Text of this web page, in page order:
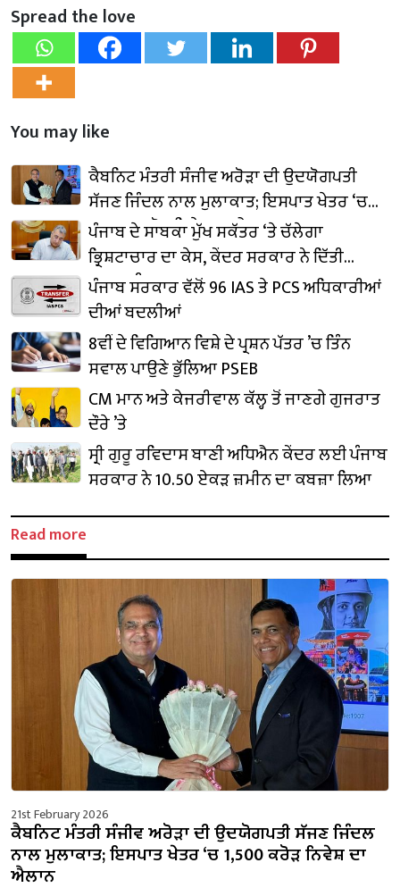
Spread the love
You may like
ਕੈਬਨਿਟ ਮੰਤਰੀ ਸੰਜੀਵ ਅਰੋੜਾ ਦੀ ਉਦਯੋਗਪਤੀ
ਸੱਜਣ ਜਿੰਦਲ ਨਾਲ ਮੁਲਾਕਾਤ; ਇਸਪਾਤ ਖੇਤਰ ‘ਚ
₹1,500 ਕਰੋੜ ਨਿਵੇਸ਼ ਦਾ ਐਲਾਨ
ਪੰਜਾਬ ਦੇ ਸਾਬਕਾ ਮੁੱਖ ਸਕੱਤਰ ‘ਤੇ ਚੱਲੇਗਾ
ਭ੍ਰਿਸ਼ਟਾਚਾਰ ਦਾ ਕੇਸ, ਕੇਂਦਰ ਸਰਕਾਰ ਨੇ ਦਿੱਤੀ
ਪ੍ਰਵਾਨਗੀ
ਪੰਜਾਬ ਸਰਕਾਰ ਵੱਲੋਂ 96 IAS ਤੇ PCS ਅਧਿਕਾਰੀਆਂ
ਦੀਆਂ ਬਦਲੀਆਂ
8ਵੀਂ ਦੇ ਵਿਗਿਆਨ ਵਿਸ਼ੇ ਦੇ ਪ੍ਰਸ਼ਨ ਪੱਤਰ ’ਚ ਤਿੰਨ
ਸਵਾਲ ਪਾਉਣੇ ਭੁੱਲਿਆ PSEB
CM ਮਾਨ ਅਤੇ ਕੇਜਰੀਵਾਲ ਕੱਲ੍ਹ ਤੋਂ ਜਾਣਗੇ ਗੁਜਰਾਤ
ਦੌਰੇ ’ਤੇ
ਸ੍ਰੀ ਗੁਰੂ ਰਵਿਦਾਸ ਬਾਣੀ ਅਧਿਐਨ ਕੇਂਦਰ ਲਈ ਪੰਜਾਬ
ਸਰਕਾਰ ਨੇ 10.50 ਏਕੜ ਜ਼ਮੀਨ ਦਾ ਕਬਜ਼ਾ ਲਿਆ
Read more
21st February 2026
ਕੈਬਨਿਟ ਮੰਤਰੀ ਸੰਜੀਵ ਅਰੋੜਾ ਦੀ ਉਦਯੋਗਪਤੀ ਸੱਜਣ ਜਿੰਦਲ
ਨਾਲ ਮੁਲਾਕਾਤ; ਇਸਪਾਤ ਖੇਤਰ ‘ਚ ₹1,500 ਕਰੋੜ ਨਿਵੇਸ਼ ਦਾ
ਐਲਾਨ